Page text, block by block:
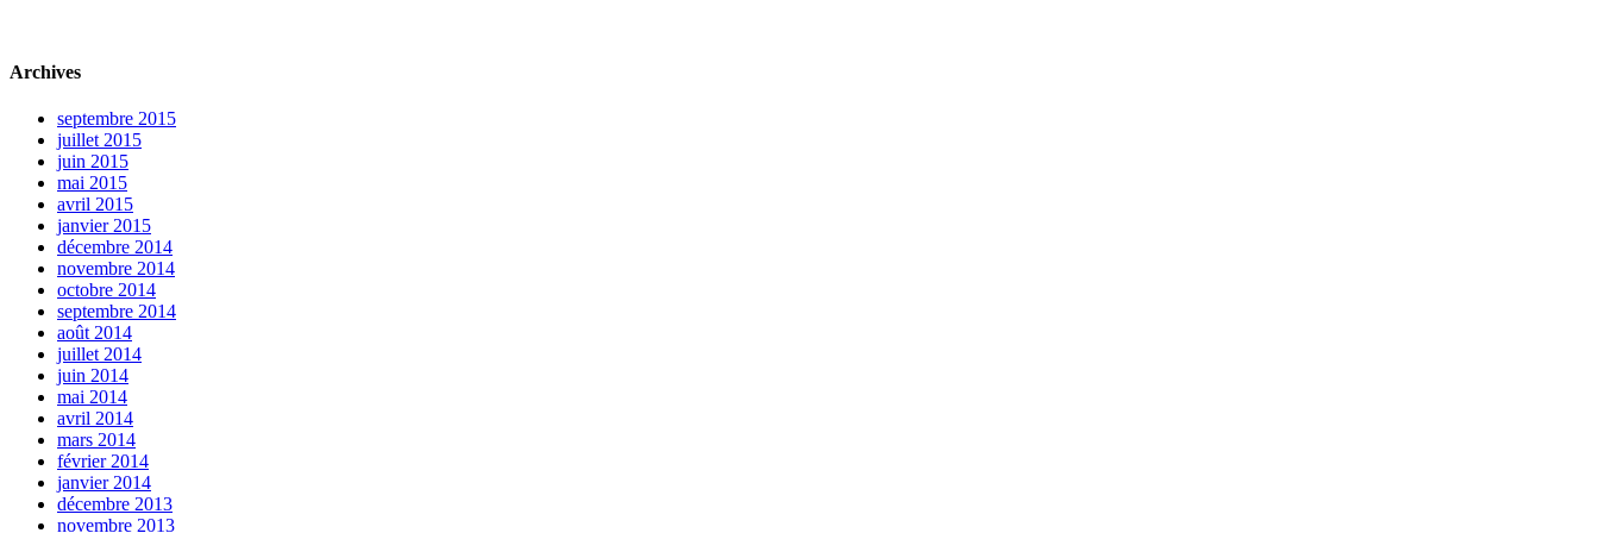
Archives
septembre 2015
juillet 2015
juin 2015
mai 2015
avril 2015
janvier 2015
décembre 2014
novembre 2014
octobre 2014
septembre 2014
août 2014
juillet 2014
juin 2014
mai 2014
avril 2014
mars 2014
février 2014
janvier 2014
décembre 2013
novembre 2013